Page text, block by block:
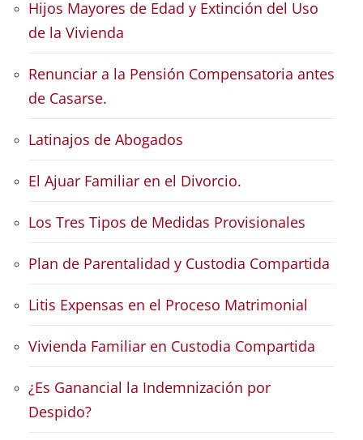
Hijos Mayores de Edad y Extinción del Uso
de la Vivienda
Renunciar a la Pensión Compensatoria antes
de Casarse.
Latinajos de Abogados
El Ajuar Familiar en el Divorcio.
Los Tres Tipos de Medidas Provisionales
Plan de Parentalidad y Custodia Compartida
Litis Expensas en el Proceso Matrimonial
Vivienda Familiar en Custodia Compartida
¿Es Ganancial la Indemnización por
Despido?